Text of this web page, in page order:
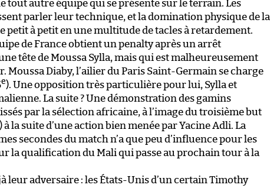
tout autre équipe qui se présente sur le terrain. Les
parler leur technique, et la domination physique de la
petit à petit en une multitude de tacles à retardement.
de France obtient un penalty après un arrêt
tête de Moussa Sylla, mais qui est malheureusement
Moussa Diaby, l’ailier du Paris Saint-Germain se charge
e). Une opposition très particulière pour lui, Sylla et
La suite ? Une démonstration des gamins
par la sélection africaine, à l’image du troisième but
) à la suite d’une action bien menée par Yacine Adli. La
secondes du match n’a que peu d’influence pour les
la qualification du Mali qui passe au prochain tour à la
leur adversaire : les États-Unis d’un certain Timothy